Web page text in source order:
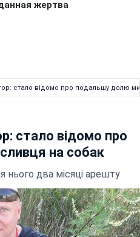
стало відомо про подальшу долю
стало відомо про
на собак
нього два місяці арешту